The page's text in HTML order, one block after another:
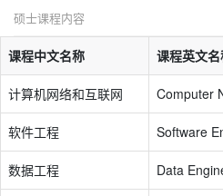
硕士课程内容
课程中文名称 课程英文
计算机网络和互联网 Computer
软件工程 Software
数据工程 Data